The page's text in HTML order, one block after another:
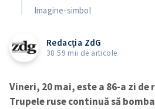
Imagine-simbol
Redacția ZdG
38.59 mii de articole
Vineri, 20 mai, este a 86-a zi de
Trupele ruse continuă să